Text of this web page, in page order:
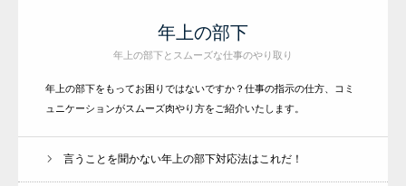
年上の部下
年上の部下とスムーズな仕事のやり取り
年上の部下をもってお困りではないですか？仕事の指示の仕方、コミ
ュニケーションがスムーズ肉やり方をご紹介いたします。
言うことを聞かない年上の部下対応法はこれだ！